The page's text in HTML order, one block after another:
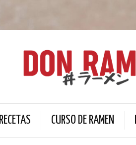
RECETAS CURSO DE RAMEN